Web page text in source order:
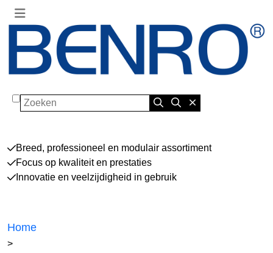
Zoeken
Breed, professioneel en modulair assortiment
Focus op kwaliteit en prestaties
Innovatie en veelzijdigheid in gebruik
Home
>